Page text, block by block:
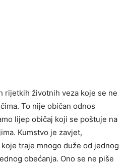
rijetkih životnih veza koje se ne
To nije običan odnos
lijep običaj koji se poštuje na
Kumstvo je zavjet,
traje mnogo duže od jednog
obećanja. Ono se ne piše